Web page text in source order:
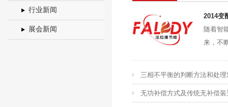
行业新闻
展会新闻
2014变
随着智
来，不
三相不平衡的判断方法和处
无功补偿方式及传统无补偿